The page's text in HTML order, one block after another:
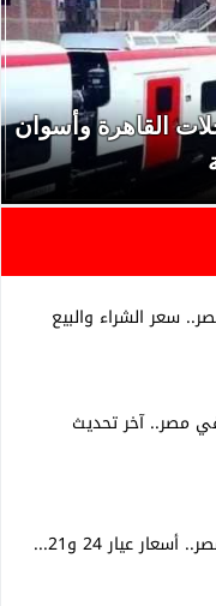
القاهرة وأسوان
سعر الشراء والبيع
مصر.. آخر تحديث
عيار 24 و21...